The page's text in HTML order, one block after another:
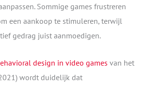
Sommige games frustreren
een aankoop te stimuleren, terwijl
gedrag juist aanmoedigen.
design in video games van het
wordt duidelijk dat